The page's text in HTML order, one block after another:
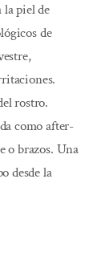
la piel de
de
rostro.
como after-
o brazos. Una
desde la